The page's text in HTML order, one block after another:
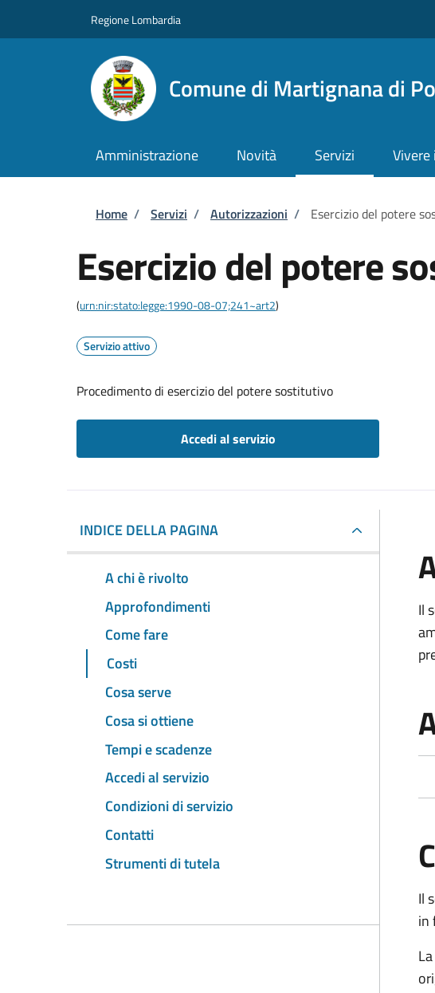
Regione Lombardia
Comune di Martignana di Po
Amministrazione Novità Servizi Vivere
Briciole di pane
Home / Servizi / Autorizzazioni / Esercizio del potere
Esercizio del potere
(urn:nir:stato:legge:1990-08-07;241~art2)
Servizio attivo
Procedimento di esercizio del potere sostitutivo
Accedi al servizio
INDICE DELLA PAGINA
A chi è rivolto
Approfondimenti
Come fare
Costi
Cosa serve
Cosa si ottiene
Tempi e scadenze
Accedi al servizio
Condizioni di servizio
Contatti
Strumenti di tutela
Il
Il
in